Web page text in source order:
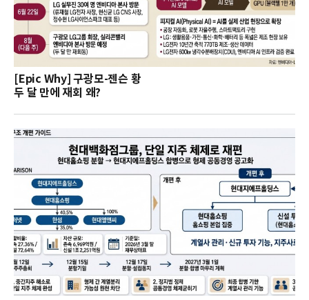
[Epic Why] 구광모-젠슨 황
두 달 만에 재회 왜?